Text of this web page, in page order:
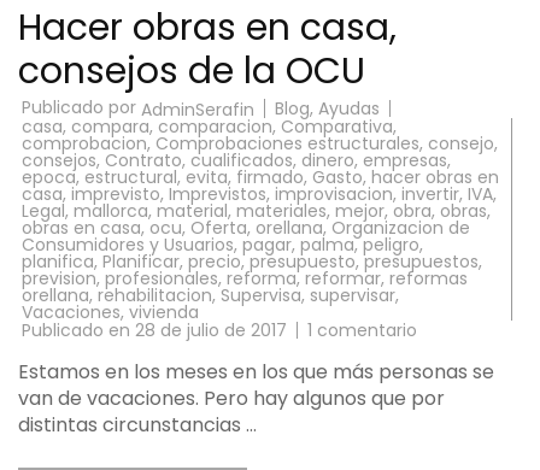
Hacer obras en casa,
consejos de la OCU
Publicado por AdminSerafin Blog, Ayudas
casa, compara, comparacion, Comparativa,
comprobacion, Comprobaciones estructurales, consejo,
consejos, Contrato, cualificados, dinero, empresas,
epoca, estructural,evita, firmado, Gasto, hacer obras en
casa, imprevisto, Imprevistos, improvisacion, invertir, IVA,
Legal, mallorca, material, materiales, mejor, obra, obras,
obras en casa,ocu, Oferta, orellana, Organizacion de
Consumidores y Usuarios, pagar, palma,peligro,
planifica, Planificar, precio, presupuesto,presupuestos,
prevision, profesionales, reforma, reformar, reformas
orellana,rehabilitacion,Supervisa, supervisar,
Vacaciones, vivienda
Publicado en 28 de julio de 2017 1 comentario
obras
en
casa,
consejos
Estamos en los meses en los que más pers­onas se
van de vacac­iones. Pero hay algu­nos que por
distintas circunstancias …